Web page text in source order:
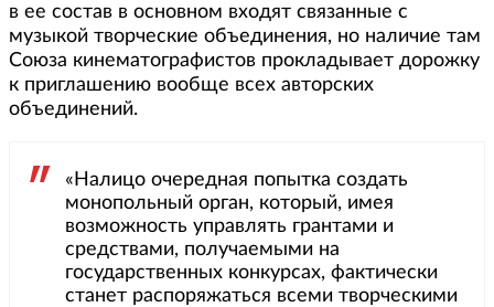
в ее состав в основном входят связанные с
музыкой творческие объединения, но наличие там
Союза кинематографистов прокладывает дорожку
к приглашению вообще всех авторских
объединений.
«Налицо очередная попытка создать
монопольный орган, который, имея
возможность управлять грантами и
средствами, получаемыми на
государственных конкурсах, фактически
станет распоряжаться всеми творческими